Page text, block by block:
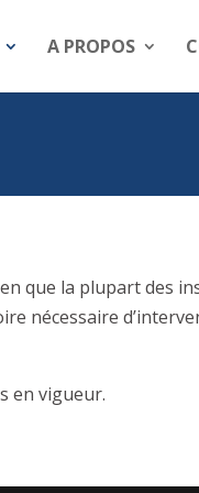
A PROPOS
que la plupart des
nécessaire
en vigueur.